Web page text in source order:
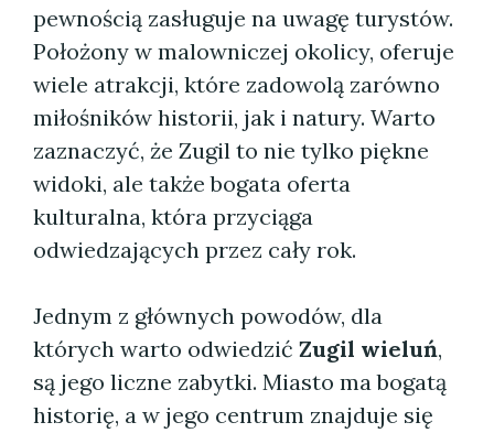
pewnością zasługuje na uwagę turystów.
Położony w malowniczej okolicy, oferuje
wiele atrakcji, które zadowolą zarówno
miłośników historii, jak i natury. Warto
zaznaczyć, że Zugil to nie tylko piękne
widoki, ale także bogata oferta
kulturalna, która przyciąga
odwiedzających przez cały rok.
Jednym z głównych powodów, dla
których warto odwiedzić Zugil wieluń,
są jego liczne zabytki. Miasto ma bogatą
historię, a w jego centrum znajduje się